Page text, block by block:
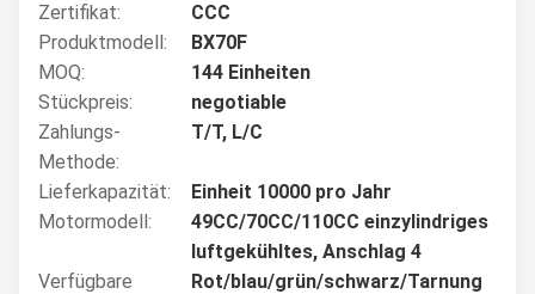
Zertifikat:
CCC
Produktmodell:
BX70F
MOQ:
144 Einheiten
Stückpreis:
negotiable
Zahlungs-
Methode:
T/T, L/C
Lieferkapazität:
Einheit 10000 pro Jahr
Motormodell:
49CC/70CC/110CC einzylindriges
luftgekühltes, Anschlag 4
Verfügbare
Rot/blau/grün/schwarz/Tarnung